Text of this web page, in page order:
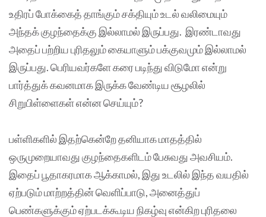
உதிரப் போக்கைத் தாங்கும் சக்தியும் உடல் வலிமையும்
அந்தக் குழந்தைக்கு இல்லாமல் இருப்பது. இரண்டாவது
அதைப் பற்றிய புரிதலும் கையாளும் பக்குவமும் இல்லாமல்
இருப்பது. பெரியவர்களே கரை படிந்து விடுமோ என்று
பார்த்துக் கவனமாக இருக்க வேண்டிய சூழலில்
சிறுபிள்ளைகள் என்ன செய்யும்‌?
பள்ளிகளில் இதற்கென்றே தனியாக மாதத்தில்
ஒருமுறையாவது குழந்தைகளிடம் பேசுவது அவசியம்.
இதைப் பூதாகரமாக ஆக்காமல், இது உடலில் இந்த வயதில்
ஏற்படும் மாற்றத்தின் வெளிப்பாடு, அனைத்துப்
பெண்களுக்கும் ஏற்படக்கூடிய நிகழ்வு என்கிற புரிதலை